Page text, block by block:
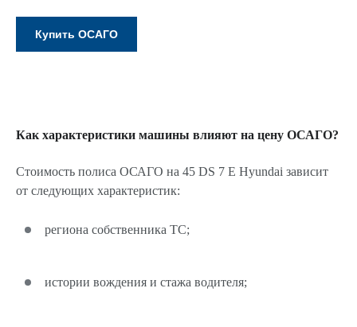
Как характеристики машины влияют на цену ОСАГО?
Стоимость полиса ОСАГО на 45 DS 7 E Hyundai зависит
от следующих характеристик:
региона собственника ТС;
истории вождения и стажа водителя;